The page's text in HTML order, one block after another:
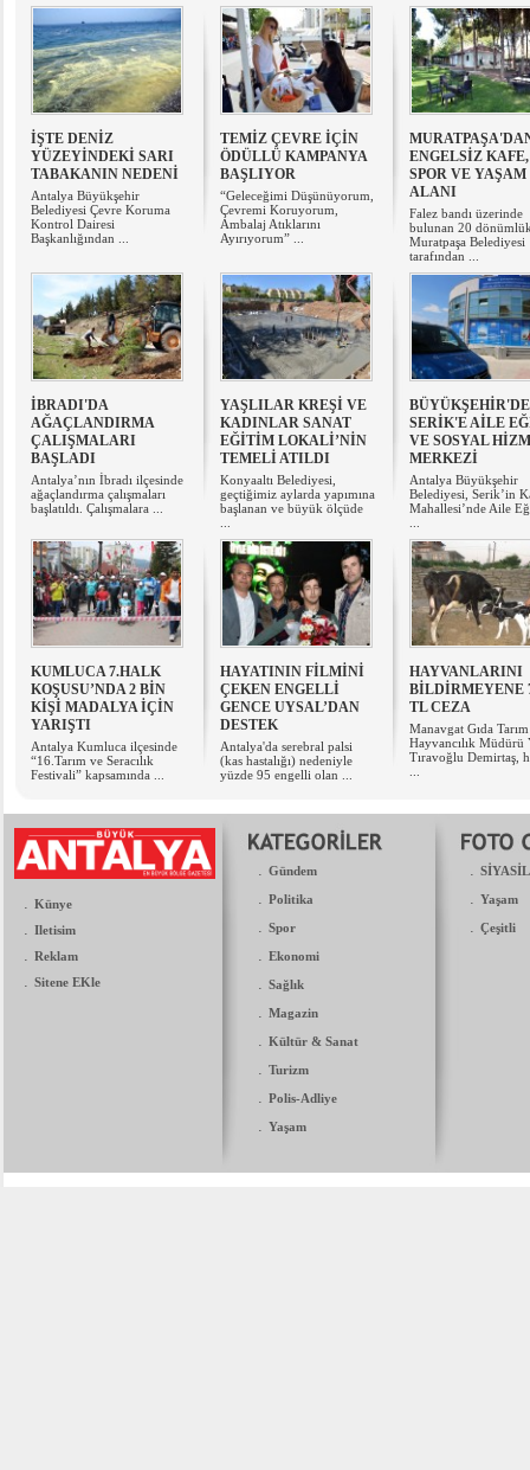
İŞTE DENİZ
YÜZEYİNDEKİ SARI
TABAKANIN NEDENİ
Antalya Büyükşehir
Belediyesi Çevre Koruma
Kontrol Dairesi
Başkanlığından ...
TEMİZ ÇEVRE İÇİN
ÖDÜLLÜ KAMPANYA
BAŞLIYOR
“Geleceğimi Düşünüyorum,
Çevremi Koruyorum,
Ambalaj Atıklarını
Ayırıyorum” ...
ENGELSİZ KAFE,
SPOR VE YAŞAM
ALANI
Falez bandı üzerinde
bulunan 20
Muratpaşa Belediyesi
tarafından ...
İBRADI'DA
AĞAÇLANDIRMA
ÇALIŞMALARI
BAŞLADI
Antalya’nın İbradı ilçesinde
ağaçlandırma çalışmaları
başlatıldı. Çalışmalara ...
YAŞLILAR KREŞİ VE
KADINLAR SANAT
EĞİTİM LOKALİ’NİN
TEMELİ ATILDI
Konyaaltı Belediyesi,
geçtiğimiz aylarda yapımına
başlanan ve büyük ölçüde
SERİK'E AİLE
VE SOSYAL
MERKEZİ
Antalya Büyükşehir
Belediyesi, Serik’in
Mahallesi’nde Aile
KUMLUCA 7.HALK
KOŞUSU’NDA 2 BİN
KİŞİ MADALYA İÇİN
YARIŞTI
Antalya Kumluca ilçesinde
“16.Tarım ve Seracılık
Festivali” kapsamında ...
HAYATININ FİLMİNİ
ÇEKEN ENGELLİ
GENCE UYSAL’DAN
DESTEK
Antalya'da serebral palsi
(kas hastalığı) nedeniyle
yüzde 95 engelli olan ...
HAYVANLARINI
BİLDİRMEYENE
TL CEZA
Manavgat Gıda
Hayvancılık Müdürü
Tıravoğlu Demirtaş,
. Künye
. Iletisim
. Reklam
. Sitene EKle
. Gündem
. Politika
. Spor
. Ekonomi
. Sağlık
. Magazin
. Kültür & Sanat
. Turizm
. Polis-Adliye
. Yaşam
.
. Yaşam
. Çeşitli